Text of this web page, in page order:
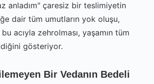
anladım" çaresiz bir teslimiyetin
dair tüm umutların yok oluşu,
acıyla zehrolması, yaşamın tüm
gösteriyor.
Bir Vedanın Bedeli